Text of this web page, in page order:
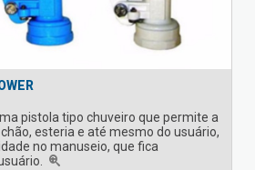
pistola tipo chuveiro que permite a
esteria e até mesmo do usuário,
no manuseio, que fica